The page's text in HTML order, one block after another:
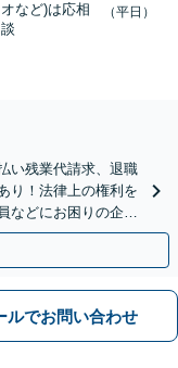
オなど)は応相
談
（平日）
い残業代請求、退職
り！法律上の権利を
などにお困りの企業
ラス可】
ルでお問い合わせ